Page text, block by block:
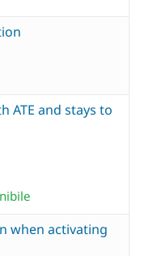
ATE and stays to
when activating